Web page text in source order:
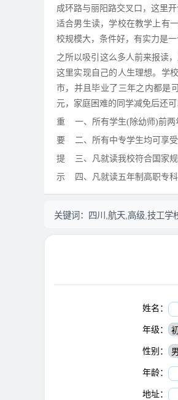
成环路与丽阳路交叉口，这里
适合男生读，学校在教学上有
校规模大，条件好，有实力是一
之所以吸引这么多人前来报读
这里实现自己的人生理想。学
市，并且毕业了三年之内都是
元，家庭困难的同学减免后还
重 一、所有学生(除幼师)前两
要 二、所有中专学生均可享受
提 三、凡就读我校符合国家规
示 四、凡就读五年制高职专科
关键词： 四川,航天,高级,技工学
姓名：
年级：
性别：
年龄：
地址：